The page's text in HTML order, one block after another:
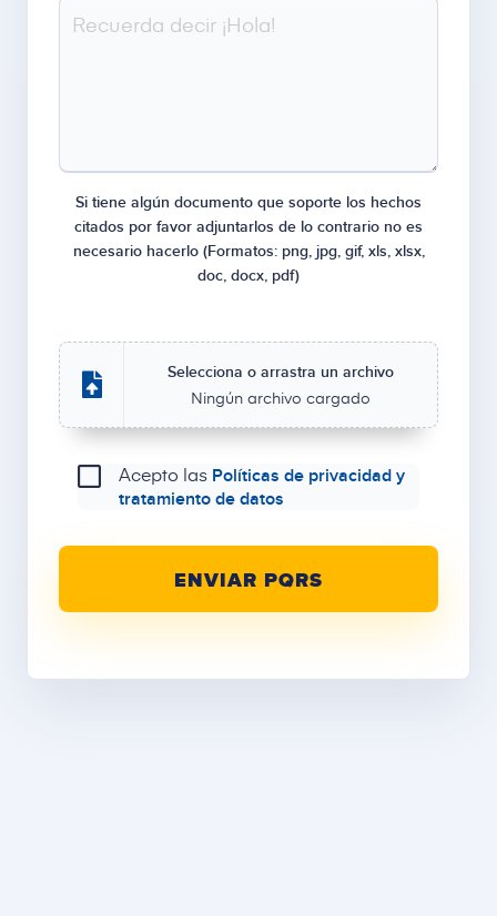
Si tiene algún documento que soporte los hechos
citados por favor adjuntarlos de lo contrario no es
necesario hacerlo (Formatos: png, jpg, gif, xls, xlsx,
doc, docx, pdf)
Selecciona o arrastra un archivo
Ningún archivo cargado
Acepto las Políticas de privacidad y
tratamiento de datos
ENVIAR PQRS